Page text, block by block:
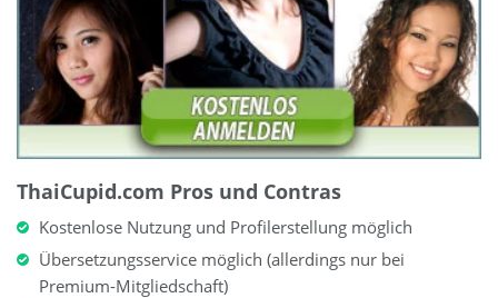
ThaiCupid.com Pros und Contras
Kostenlose Nutzung und Profilerstellung möglich
Übersetzungsservice möglich (allerdings nur bei
Premium-Mitgliedschaft)